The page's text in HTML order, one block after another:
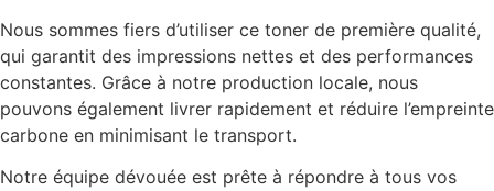
Nous sommes fiers d’utiliser ce toner de première qualité,
qui garantit des impressions nettes et des performances
constantes. Grâce à notre production locale, nous
pouvons également livrer rapidement et réduire l’empreinte
carbone en minimisant le transport.
Notre équipe dévouée est prête à répondre à tous vos